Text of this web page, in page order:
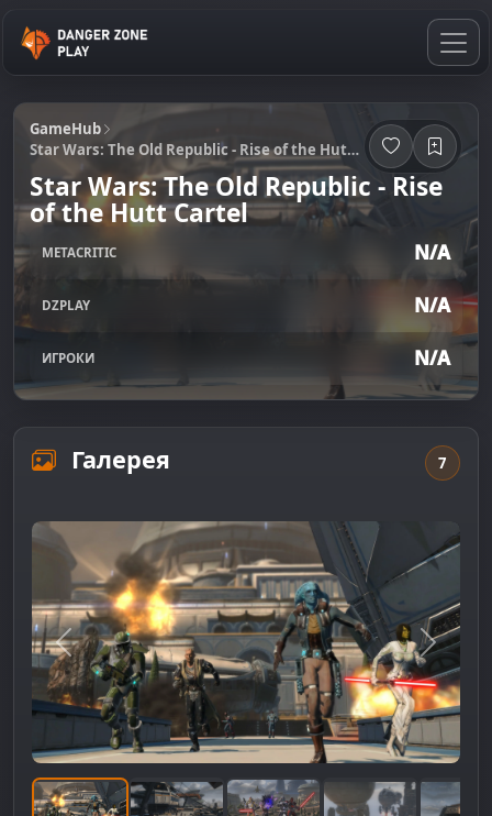
GameHub
Star Wars: The Old Republic - Rise of the Hutt Cartel
Star Wars: The Old Republic - Rise
of the Hutt Cartel
METACRITIC N/A
DZPLAY N/A
ИГРОКИ N/A
Галерея 7
Предыдущее изображение